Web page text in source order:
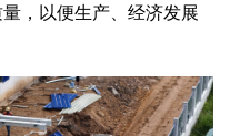
，以便生产、经济发展